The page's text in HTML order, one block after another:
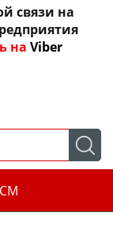
связи на
на Viber